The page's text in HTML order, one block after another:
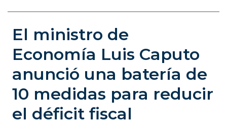
El ministro de
Economía Luis Caputo
anunció una batería de
10 medidas para reducir
el déficit fiscal